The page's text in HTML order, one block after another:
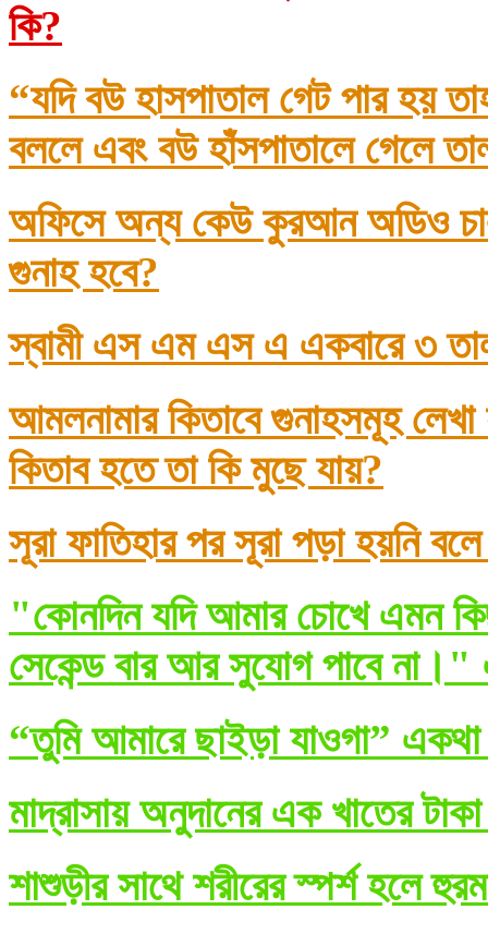
কি?
“যদি বউ হাসপাতাল গেট পার হয়
বললে এবং বউ হাঁসপাতালে গেলে
অফিসে অন্য কেউ কুরআন অডিও
গুনাহ হবে?
স্বামী এস এম এস এ একবারে ৩
আমলনামার কিতাবে গুনাহসমূহ
কিতাব হতে তা কি মুছে যায়?
সূরা ফাতিহার পর সূরা পড়া হয়নি
"কোনদিন যদি আমার চোখে এমন
সেকেন্ড বার আর সুযোগ পাবে না।"
“তুমি আমারে ছাইড়া যাওগা” একথা
মাদ্রাসায় অনুদানের এক খাতের
শাশুড়ীর সাথে শরীরের স্পর্শ হলে